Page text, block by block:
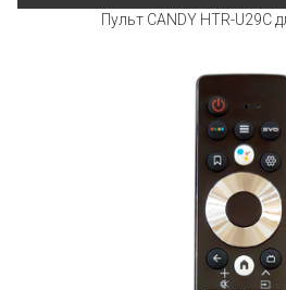
Пульт CANDY HTR-U29C